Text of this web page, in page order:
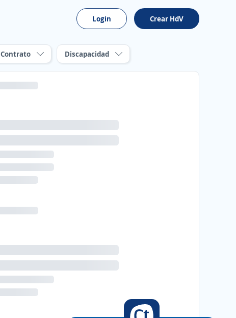
Login Crear HdV
Contrato Discapacidad